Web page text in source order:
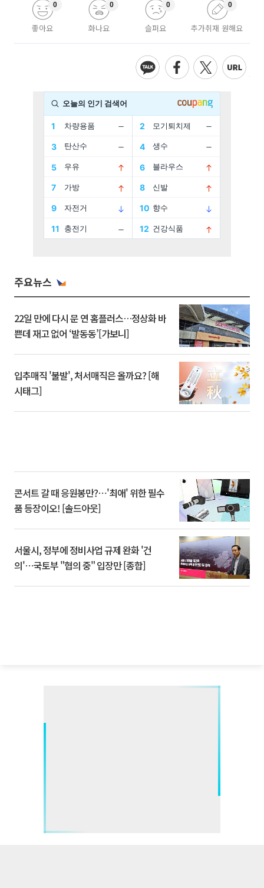
좋아요
0
화나요
0
슬퍼요
0
추가취재 원해요
0
주요뉴스
22일 만에 다시 문 연 홈플러스…정상화 바
쁜데 재고 없어 ‘발동동’[가보니]
입추매직 '불발', 처서매직은 올까요? [해
시태그]
콘서트 갈 때 응원봉만?⋯'최애' 위한 필수
품 등장이오! [솔드아웃]
서울시, 정부에 정비사업 규제 완화 '건
의'⋯국토부 "협의 중" 입장만 [종합]